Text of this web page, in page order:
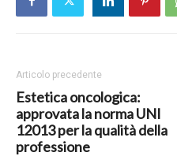
Articolo precedente
Estetica oncologica:
approvata la norma UNI
12013 per la qualità della
professione